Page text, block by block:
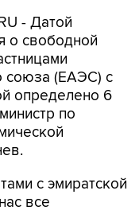
- Датой
о свободной
союза (ЕАЭС) с
определено 6
по
с эмиратской
все